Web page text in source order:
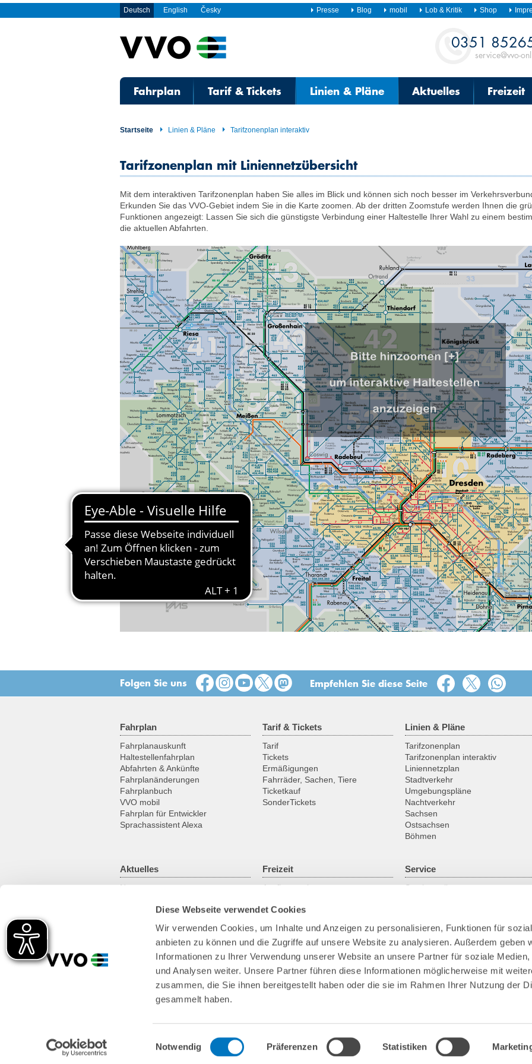
Diese Webseite verwendet Cookies
Wir verwenden Cookies, um Inhalte und Anzeigen zu personalisieren, Funktionen für
anbieten zu können und die Zugriffe auf unsere Website zu analysieren. Außerdem geben
Informationen zu Ihrer Verwendung unserer Website an unsere Partner für soziale Medien,
und Analysen weiter. Unsere Partner führen diese Informationen möglicherweise mit
zusammen, die Sie ihnen bereitgestellt haben oder die sie im Rahmen Ihrer Nutzung der
gesammelt haben.
Einwilligungsauswahl
Notwendig Präferenzen Statistiken
Deutsch English Česky Presse Blog mobil Lob & Kritik Shop
Kontakt
0351
service@vvo-
Fahrplan Tarif & Tickets Linien & Pläne Aktuelles Freizeit
Startseite Linien & Pläne Tarifzonenplan interaktiv
Tarifzonenplan mit Liniennetzübersicht
Mit dem interaktiven Tarifzonenplan haben Sie alles im Blick und können sich noch besser im
Erkunden Sie das VVO-Gebiet indem Sie in die Karte zoomen. Ab der dritten Zoomstufe werden Ihnen die
Funktionen angezeigt: Lassen Sie sich die günstigste Verbindung einer Haltestelle Ihrer Wahl zu einem
die aktuellen Abfahrten.
Folgen Sie uns Empfehlen Sie diese Seite
Fahrplan
Fahrplanauskunft
Haltestellenfahrplan
Abfahrten & Ankünfte
Fahrplanänderungen
Fahrplanbuch
VVO mobil
Fahrplan für Entwickler
Sprachassistent Alexa
Tarif & Tickets
Tarif
Tickets
Ermäßigungen
Fahrräder, Sachen, Tiere
Ticketkauf
SonderTickets
Linien & Pläne
Tarifzonenplan
Tarifzonenplan interaktiv
Liniennetzplan
Stadtverkehr
Umgebungspläne
Nachtverkehr
Sachsen
Ostsachsen
Böhmen
Aktuelles
News
Kundenmagazin
Freizeit
Ausflugsregionen
Historische Fahrzeuge
Service
Servicestellen
Downloads
Fundsachen
Park+Ride
Bike+Ride
Barrierefreies Reisen
Verkehrskameras